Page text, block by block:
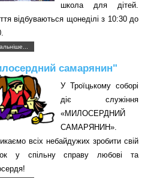
школа для дітей.
відбуваються щонеділі з 10:30 до
самарянин"
У Троїцькому соборі
діє служіння
«МИЛОСЕРДНИЙ
САМАРЯНИН».
всіх небайдужих зробити свій
у спільну справу любові та